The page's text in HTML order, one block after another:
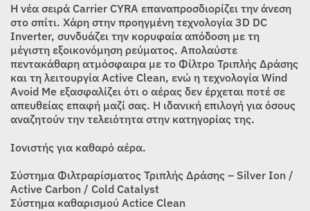
799,00€.
Η νέα σειρά Carrier CYRA επαναπροσδιορίζει την άνεση
στο σπίτι. Χάρη στην προηγμένη τεχνολογία 3D DC
Inverter, συνδυάζει την κορυφαία απόδοση με τη
μέγιστη εξοικονόμηση ρεύματος. Απολαύστε
πεντακάθαρη ατμόσφαιρα με το Φίλτρο Τριπλής Δράσης
και τη λειτουργία Active Clean, ενώ η τεχνολογία Wind
Avoid Me εξασφαλίζει ότι ο αέρας δεν έρχεται ποτέ σε
απευθείας επαφή μαζί σας. Η ιδανική επιλογή για όσους
αναζητούν την τελειότητα στην κατηγορίας της.
Ιονιστής για καθαρό αέρα.
Σύστημα Φιλτραρίσματος Τριπλής Δράσης – Silver Ion /
Active Carbon / Cold Catalyst
Σύστημα καθαρισμού Actice Clean